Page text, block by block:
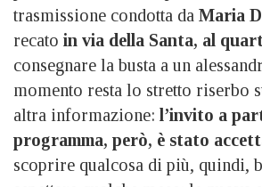
trasmissione condotta da Maria
recato in via della Santa, al
consegnare la busta a un
momento resta lo stretto riserbo
altra informazione: l’invito a
programma, però, è stato
scoprire qualcosa di più, quindi,